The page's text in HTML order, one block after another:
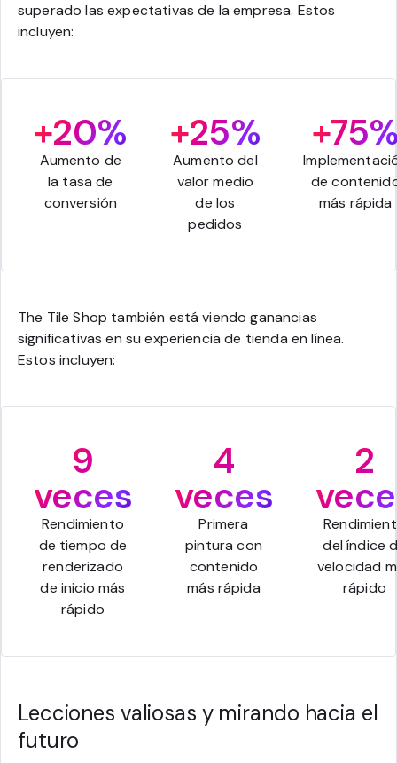
superado las expectativas de la empresa. Estos
incluyen:
+20%
Aumento de
la tasa de
conversión
+25%
Aumento del
valor medio
de los
pedidos
de
más rápida
The Tile Shop también está viendo ganancias
significativas en su experiencia de tienda en línea.
Estos incluyen:
9
veces
Rendimiento
de tiempo de
renderizado
de inicio más
rápido
4
veces
Primera
pintura con
contenido
más rápida
2
del índice
velocidad
rápido
Lecciones valiosas y mirando hacia el
futuro